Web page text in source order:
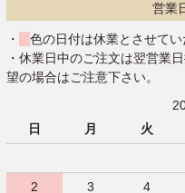
営業
・
色の日付は休業とさせてい
・休業日中のご注文は翌営業
望の場合はご注意下さい。
日
月 火
2
3 4